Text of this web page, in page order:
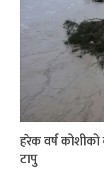
हरेक वर्ष कोशीको
टापु